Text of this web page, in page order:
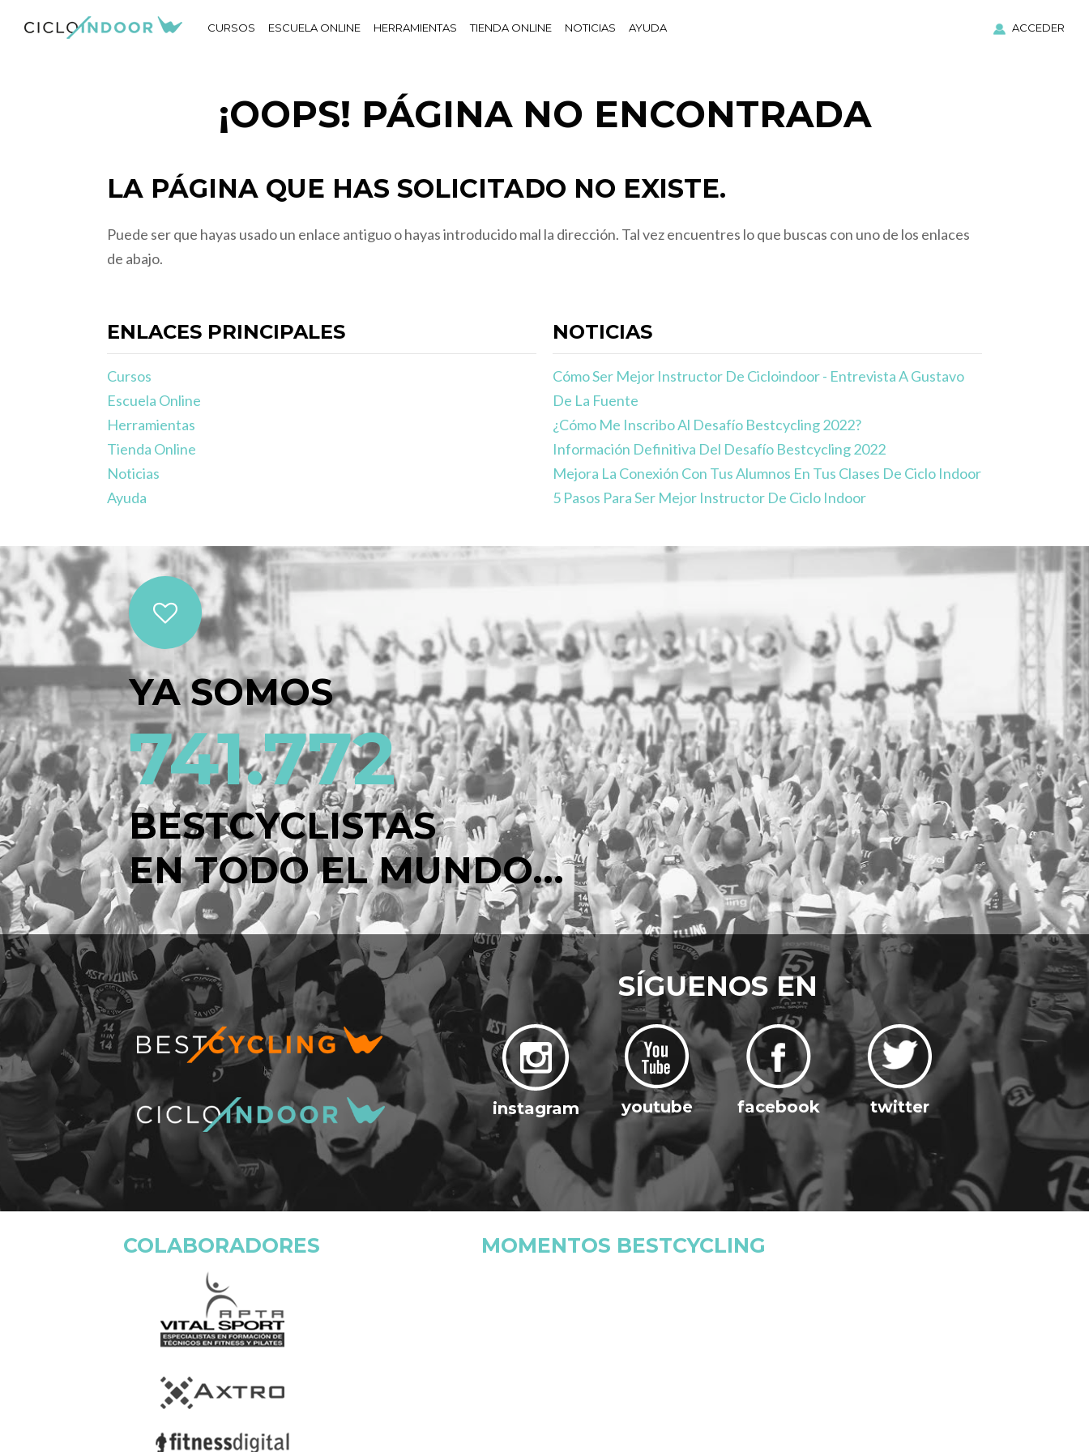
CURSOS ESCUELA ONLINE HERRAMIENTAS TIENDA ONLINE NOTICIAS AYUDA ACCEDER
¡OOPS! PÁGINA NO ENCONTRADA
LA PÁGINA QUE HAS SOLICITADO NO EXISTE.
Puede ser que hayas usado un enlace antiguo o hayas introducido mal la dirección. Tal vez encuentres lo que buscas con uno de los enlaces
de abajo.
ENLACES PRINCIPALES
Cursos
Escuela Online
Herramientas
Tienda Online
Noticias
Ayuda
NOTICIAS
Cómo Ser Mejor Instructor De Cicloindoor - Entrevista A Gustavo
De La Fuente
¿Cómo Me Inscribo Al Desafío Bestcycling 2022?
Información Definitiva Del Desafío Bestcycling 2022
Mejora La Conexión Con Tus Alumnos En Tus Clases De Ciclo Indoor
5 Pasos Para Ser Mejor Instructor De Ciclo Indoor
YA SOMOS
741.772
BESTCYCLISTAS
EN TODO EL MUNDO...
SÍGUENOS EN
instagram youtube facebook twitter
COLABORADORES MOMENTOS BESTCYCLING